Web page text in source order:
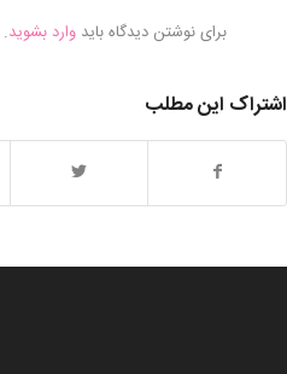
برای نوشتن دیدگاه باید وارد بشوید.
اشتراک این مطلب